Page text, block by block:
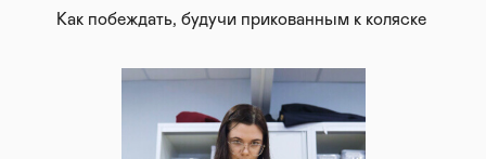
Как побеждать, будучи прикованным к коляске